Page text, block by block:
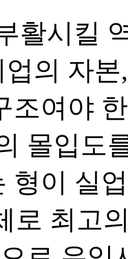
활시킬
의 자
조여야
몰입도
형이 실
로 최고